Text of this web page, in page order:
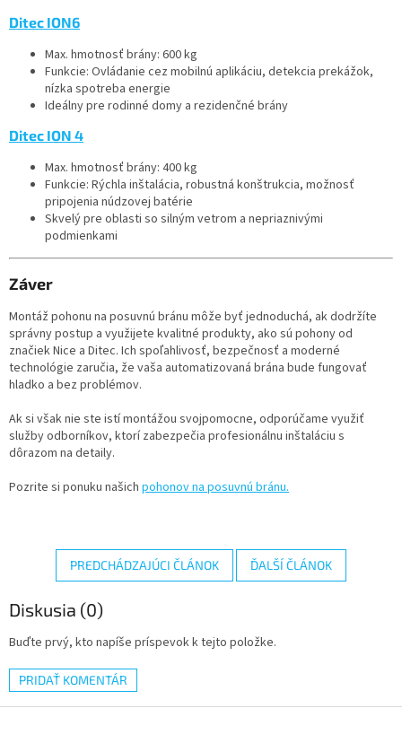
Ditec ION6
Max. hmotnosť brány: 600 kg
Funkcie: Ovládanie cez mobilnú aplikáciu, detekcia prekážok,
nízka spotreba energie
Ideálny pre rodinné domy a rezidenčné brány
Ditec ION 4
Max. hmotnosť brány: 400 kg
Funkcie: Rýchla inštalácia, robustná konštrukcia, možnosť
pripojenia núdzovej batérie
Skvelý pre oblasti so silným vetrom a nepriaznivými
podmienkami
Záver
Montáž pohonu na posuvnú bránu môže byť jednoduchá, ak dodržíte
správny postup a využijete kvalitné produkty, ako sú pohony od
značiek Nice a Ditec. Ich spoľahlivosť, bezpečnosť a moderné
technológie zaručia, že vaša automatizovaná brána bude fungovať
hladko a bez problémov.
Ak si však nie ste istí montážou svojpomocne, odporúčame využiť
služby odborníkov, ktorí zabezpečia profesionálnu inštaláciu s
dôrazom na detaily.
Pozrite si ponuku našich pohonov na posuvnú bránu.
PREDCHÁDZAJÚCI ČLÁNOK ĎALŠÍ ČLÁNOK
Diskusia (0)
Buďte prvý, kto napíše príspevok k tejto položke.
PRIDAŤ KOMENTÁR